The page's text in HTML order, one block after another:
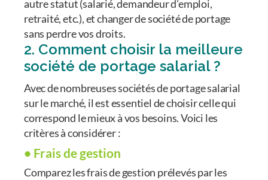
autre statut (salarié, demandeur d’emploi,
retraité, etc.), et changer de société de portage
sans perdre vos droits.
2. Comment choisir la meilleure
société de portage salarial ?
Avec de nombreuses sociétés de portage salarial
sur le marché, il est essentiel de choisir celle qui
correspond le mieux à vos besoins. Voici les
critères à considérer :
• Frais de gestion
Comparez les frais de gestion prélevés par les